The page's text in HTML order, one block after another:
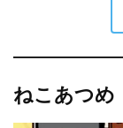
ねこあつめ